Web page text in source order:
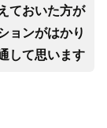
ておいた方が
ョンがはかり
して思います